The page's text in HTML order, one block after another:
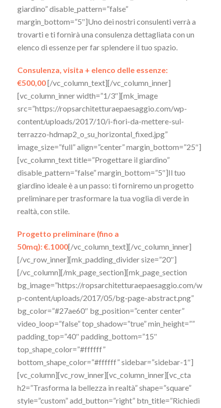
giardino” disable_pattern=”false”
margin_bottom=”5″]Uno dei nostri consulenti verrà a
trovarti e ti fornirà una consulenza dettagliata con un
elenco di essenze per far splendere il tuo spazio.
Consulenza, visita + elenco delle essenze:
€500,00[/vc_column_text][/vc_column_inner]
[vc_column_inner width=”1/3″][mk_image
src=”https://ropsarchitetturaepaesaggio.com/wp-
content/uploads/2017/10/i-fiori-da-mettere-sul-
terrazzo-hdmap2_o_su_horizontal_fixed.jpg”
image_size=”full” align=”center” margin_bottom=”25″]
[vc_column_text title=”Progettare il giardino”
disable_pattern=”false” margin_bottom=”5″]Il tuo
giardino ideale è a un passo: ti forniremo un progetto
preliminare per trasformare la tua voglia di verde in
realtà, con stile.
Progetto preliminare (fino a
50mq): €.1000[/vc_column_text][/vc_column_inner]
[/vc_row_inner][mk_padding_divider size=”20″]
[/vc_column][/mk_page_section][mk_page_section
bg_image=”https://ropsarchitetturaepaesaggio.com/w
p-content/uploads/2017/05/bg-page-abstract.png”
bg_color=”#27ae60″ bg_position=”center center”
video_loop=”false” top_shadow=”true” min_height=””
padding_top=”40″ padding_bottom=”15″
top_shape_color=”#ffffff”
bottom_shape_color=”#ffffff” sidebar=”sidebar-1″]
[vc_column][vc_row_inner][vc_column_inner][vc_cta
h2=”Trasforma la bellezza in realtà” shape=”square”
style=”custom” add_button=”right” btn_title=”Richiedi